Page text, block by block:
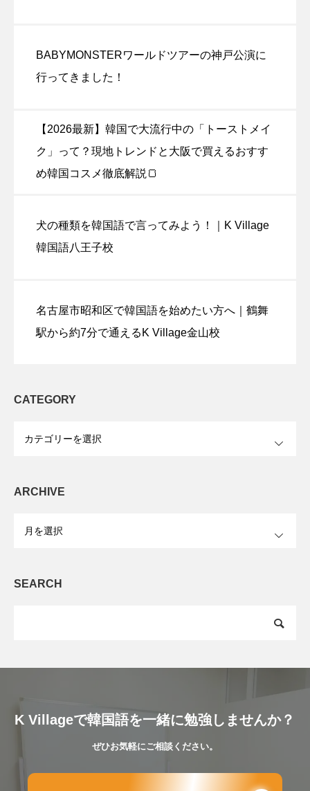
BABYMONSTERワールドツアーの神戸公演に
行ってきました！
【2026最新】韓国で大流行中の「トーストメイ
ク」って？現地トレンドと大阪で買えるおすす
め韓国コスメ徹底解説🍞
犬の種類を韓国語で言ってみよう！｜K Village
韓国語八王子校
名古屋市昭和区で韓国語を始めたい方へ｜鶴舞
駅から約7分で通えるK Village金山校
CATEGORY
ARCHIVE
SEARCH
K Villageで韓国語を一緒に勉強しませんか？
ぜひお気軽にご相談ください。